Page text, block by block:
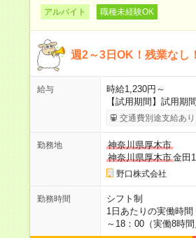
アルバイト 職種未経験OK
週2～3日OK！残業なし
給与
時給1,230円～
【試用期間】試用期
交通費別途支給あり
勤務地
神奈川県厚木市
神奈川県厚木市金田
野口株式会社
勤務時間
シフト制
1日あたりの実働時
～18：00（実働8時間